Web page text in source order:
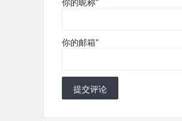
你的邮箱*
提交评论